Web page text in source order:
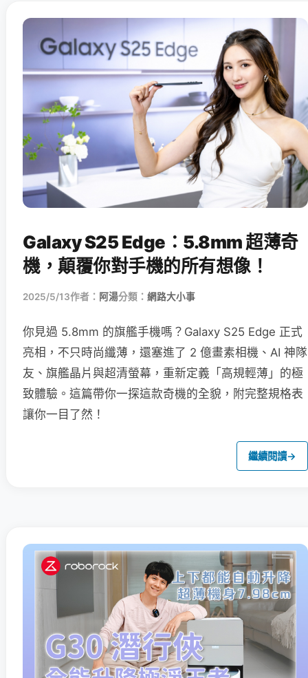
Galaxy S25 Edge：5.8mm 超薄奇
機，顛覆你對手機的所有想像！
2025/5/13作者： 阿湯分類： 網路大小事
你見過 5.8mm 的旗艦手機嗎？Galaxy S25 Edge 正式
亮相，不只時尚纖薄，還塞進了 2 億畫素相機、AI 神隊
友、旗艦晶片與超清螢幕，重新定義「高規輕薄」的極
致體驗。這篇帶你一探這款奇機的全貌，附完整規格表
讓你一目了然！
繼續閱讀→